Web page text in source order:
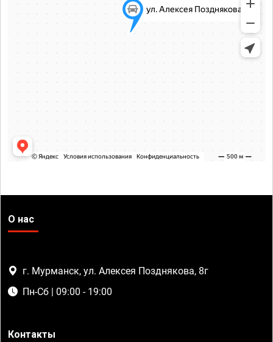
О нас
г. Мурманск, ул. Алексея Позднякова, 8г
Пн-Сб | 09:00 - 19:00
Контакты